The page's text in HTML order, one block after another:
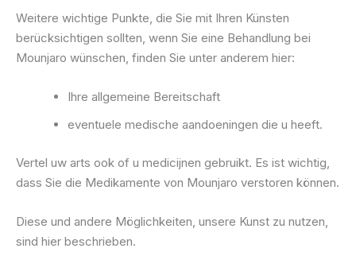
Weitere wichtige Punkte, die Sie mit Ihren Künsten
berücksichtigen sollten, wenn Sie eine Behandlung bei
Mounjaro wünschen, finden Sie unter anderem hier:
Ihre allgemeine Bereitschaft
eventuele medische aandoeningen die u heeft.
Vertel uw arts ook of u medicijnen gebruikt. Es ist wichtig,
dass Sie die Medikamente von Mounjaro verstoren können.
Diese und andere Möglichkeiten, unsere Kunst zu nutzen,
sind hier beschrieben.